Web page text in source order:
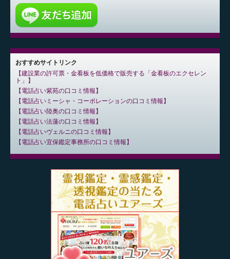
おすすめサイトリンク
建設業の許可票・金看板を低価格で販売する「金看板のエクセレン
ト」
電話占い紫苑の口コミ情報
電話占いミーシャ・コーポレーションの口コミ情報
電話占い陸奥の口コミ情報
電話占い法蓮の口コミ情報
電話占いヴェルニの口コミ情報
電話占い宜保鑑定事務所の口コミ情報